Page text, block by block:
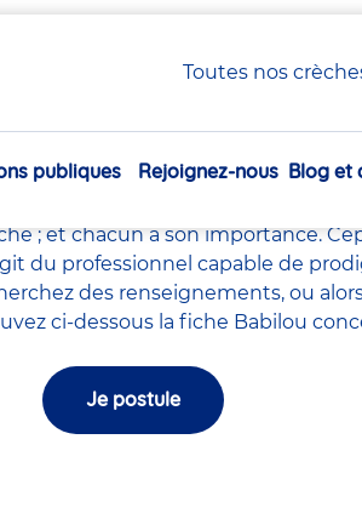
Toutes nos
Navigation
publiques Rejoignez-nous Blog et
enfance tels que ledirecteur
; et chacun a son importance.
du professionnel capable de
des renseignements, ou
ci-dessous la fiche Babilou
Je postule